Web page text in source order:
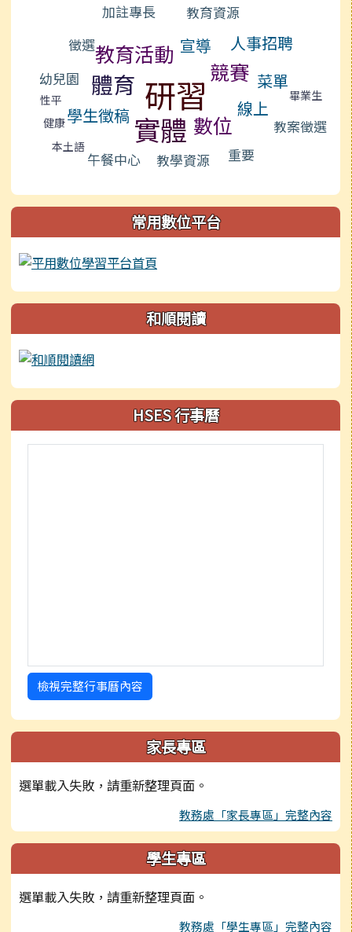
加註專長
教育資源
徵選教育活動 宣導 人事招聘
幼兒園 體育 研習 競賽 菜單
性平
畢業生
健康學生徵稿 實體 數位
線上
教案徵選
本土語
午餐中心 教學資源 重要
常用數位平台
和順閱讀
HSES 行事曆
檢視完整行事曆內容
家長專區
選單載入失敗，請重新整理頁面。
教務處「家長專區」完整內容
學生專區
選單載入失敗，請重新整理頁面。
教務處「學生專區」完整內容